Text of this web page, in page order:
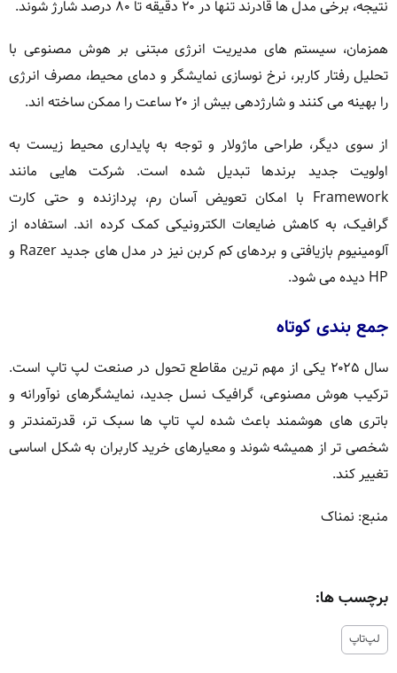
نتیجه، برخی مدل ها قادرند تنها در ۲۰ دقیقه تا ۸۰ درصد شارژ شوند.
همزمان، سیستم های مدیریت انرژی مبتنی بر هوش مصنوعی با
تحلیل رفتار کاربر، نرخ نوسازی نمایشگر و دمای محیط، مصرف انرژی
را بهینه می کنند و شارژدهی بیش از ۲۰ ساعت را ممکن ساخته اند.
از سوی دیگر، طراحی ماژولار و توجه به پایداری محیط زیست به
اولویت جدید برندها تبدیل شده است. شرکت هایی مانند
Framework با امکان تعویض آسان رم، پردازنده و حتی کارت
گرافیک، به کاهش ضایعات الکترونیکی کمک کرده اند. استفاده از
آلومینیوم بازیافتی و بردهای کم کربن نیز در مدل های جدید Razer و
HP دیده می شود.
جمع بندی کوتاه
سال ۲۰۲۵ یکی از مهم ترین مقاطع تحول در صنعت لپ تاپ است.
ترکیب هوش مصنوعی، گرافیک نسل جدید، نمایشگرهای نوآورانه و
باتری های هوشمند باعث شده لپ تاپ ها سبک تر، قدرتمندتر و
شخصی تر از همیشه شوند و معیارهای خرید کاربران به شکل اساسی
تغییر کند.
منبع: نمناک
برچسب ها:
لپ‌تاپ